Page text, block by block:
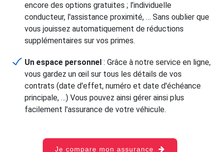
encore des options gratuites ; l’individuelle
conducteur, l'assistance proximité, … Sans oublier que
vous jouissez automatiquement de réductions
supplémentaires sur vos primes.
Un espace personnel : Grâce à notre service en ligne,
vous gardez un œil sur tous les détails de vos
contrats (date d'effet, numéro et date d'échéance
principale, …) Vous pouvez ainsi gérer ainsi plus
facilement l'assurance de votre véhicule.
Je compare mon assurance